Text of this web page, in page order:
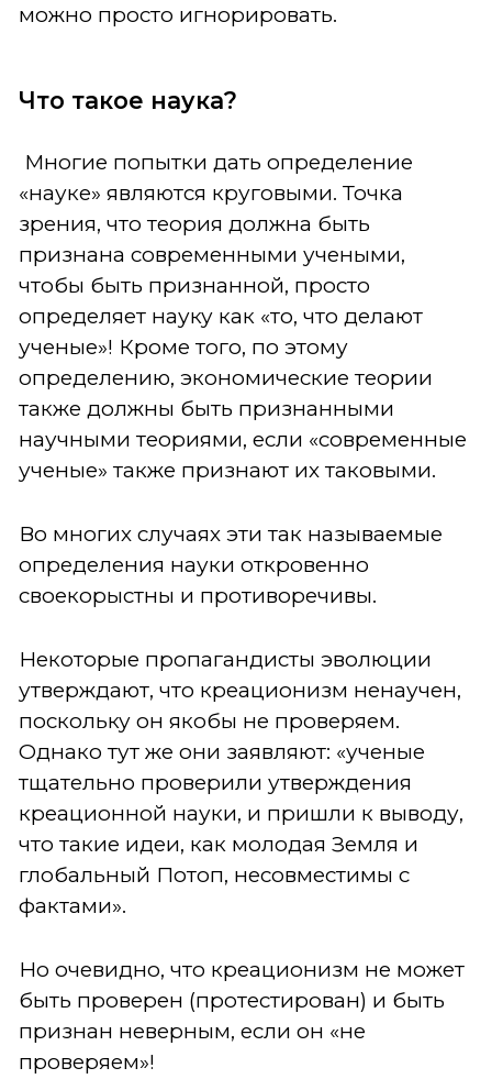
можно просто игнорировать.
Что такое наука?
Многие попытки дать определение
«науке» являются круговыми. Точка
зрения, что теория должна быть
признана современными учеными,
чтобы быть признанной, просто
определяет науку как «то, что делают
ученые»! Кроме того, по этому
определению, экономические теории
также должны быть признанными
научными теориями, если «современные
ученые» также признают их таковыми.
Во многих случаях эти так называемые
определения науки откровенно
своекорыстны и противоречивы.
Некоторые пропагандисты эволюции
утверждают, что креационизм ненаучен,
поскольку он якобы не проверяем.
Однако тут же они заявляют: «ученые
тщательно проверили утверждения
креационной науки, и пришли к выводу,
что такие идеи, как молодая Земля и
глобальный Потоп, несовместимы с
фактами».
Но очевидно, что креационизм не может
быть проверен (протестирован) и быть
признан неверным, если он «не
проверяем»!